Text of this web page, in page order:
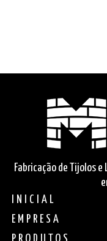
Fabricação de Tijolos
INICIAL
EMPRESA